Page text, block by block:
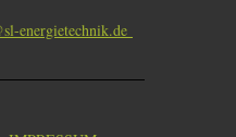
energietechnik.de